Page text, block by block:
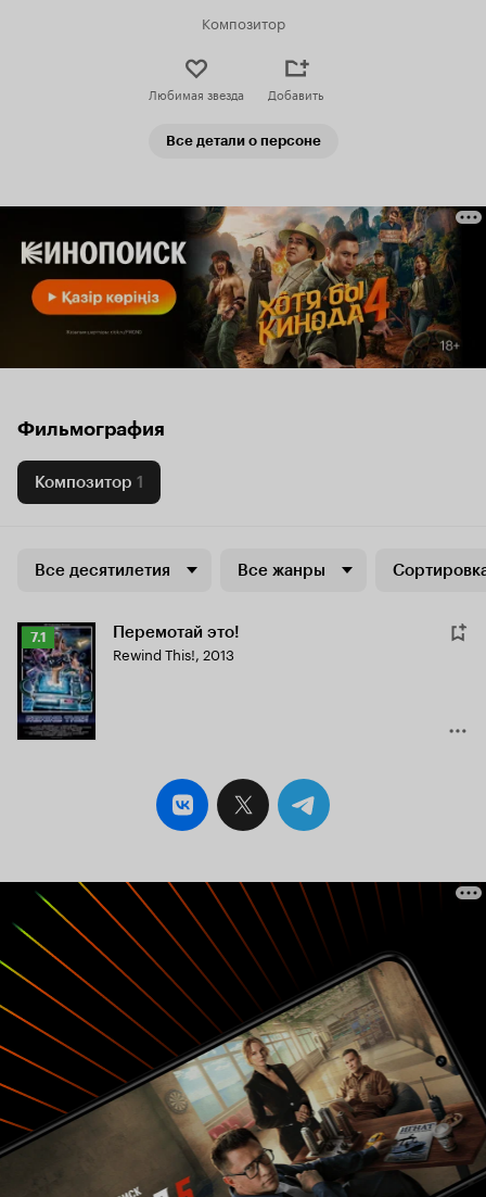
Композитор
Любимая звезда Добавить
Все детали о персоне
Фильмография
Композитор 1
Все десятилетия Все жанры
Рейтинг
Кинопоиска
7.1
7.1 Перемотай это!
Rewind This!, 2013